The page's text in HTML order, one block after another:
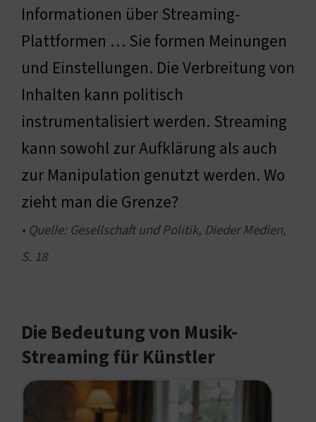
Informationen über Streaming-
Plattformen … Sie formen Meinungen
und Einstellungen. Die Verbreitung von
Inhalten kann politisch
instrumentalisiert werden. Streaming
kann sowohl zur Aufklärung als auch
zur Manipulation genutzt werden. Wo
zieht man die Grenze?
• Quelle: Gesellschaft und Politik, Dieder Medien,
S. 18
Die Bedeutung von Musik-
Streaming für Künstler